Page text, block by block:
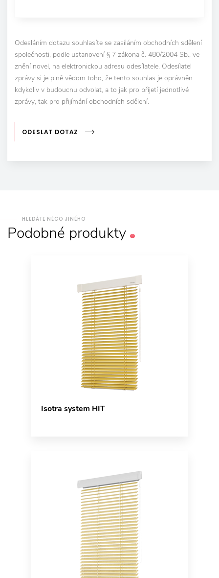
Odesláním dotazu souhlasíte se zasíláním obchodních sdělení
společnosti, podle ustanovení § 7 zákona č. 480/2004 Sb., ve
znění novel, na elektronickou adresu odesílatele. Odesílatel
zprávy si je plně vědom toho, že tento souhlas je oprávněn
kdykoliv v budoucnu odvolat, a to jak pro přijetí jednotlivé
zprávy, tak pro přijímání obchodních sdělení.
ODESLAT DOTAZ
HLEDÁTE NĚCO JINÉHO
Podobné produkty
Isotra system HIT